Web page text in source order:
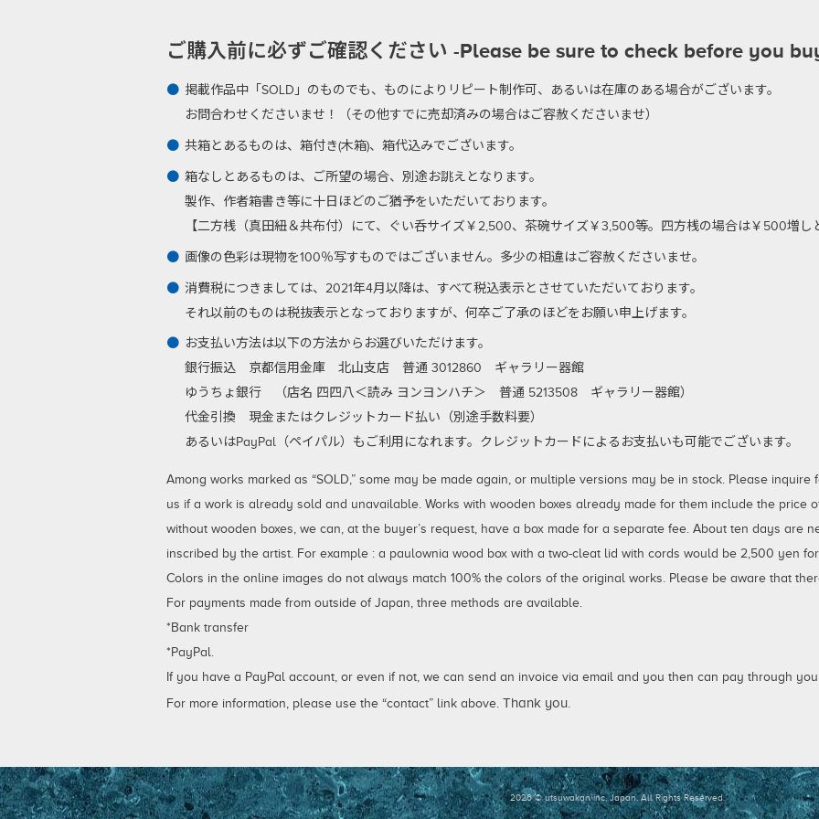
ご購入前に必ずご確認ください -Please be sure to check before you
掲載作品中「SOLD」のものでも、ものによりリピート制作可、あるいは在庫のある場合がございます。
お問合わせくださいませ！（その他すでに売却済みの場合はご容赦くださいませ）
共箱とあるものは、箱付き(木箱)、箱代込みでございます。
箱なしとあるものは、ご所望の場合、別途お誂えとなります。
製作、作者箱書き等に十日ほどのご猶予をいただいております。
【二方桟（真田紐＆共布付）にて、ぐい呑サイズ￥2,500、茶碗サイズ￥3,500等。四方桟の場合は￥500増し
画像の色彩は現物を100％写すものではございません。多少の相違はご容赦くださいませ。
消費税につきましては、2021年4月以降は、すべて税込表示とさせていただいております。
それ以前のものは税抜表示となっておりますが、何卒ご了承のほどをお願い申上げます。
お支払い方法は以下の方法からお選びいただけます。
銀行振込 京都信用金庫 北山支店 普通 3012860 ギャラリー器館
ゆうちょ銀行 （店名 四四八＜読み ヨンヨンハチ＞ 普通 5213508 ギャラリー器館）
代金引換 現金またはクレジットカード払い（別途手数料要）
あるいはPayPal（ペイパル）もご利用になれます。クレジットカードによるお支払いも可能でございます。
Among works marked as “SOLD,” some may be made again, or multiple versions may be in stock. Please
us if a work is already sold and unavailable. Works with wooden boxes already made for them include the price
without wooden boxes, we can, at the buyer’s request, have a box made for a separate fee. About ten days are
inscribed by the artist. For example : a paulownia wood box with a two-cleat lid with cords would be 2,500 yen
Colors in the online images do not always match 100% the colors of the original works. Please be aware that
For payments made from outside of Japan, three methods are available.
*Bank transfer
*PayPal.
If you have a PayPal account, or even if not, we can send an invoice via email and you then can pay through
For more information, please use the “contact” link above . Thank you.
2026 © utsuwakan inc, Japan.All Rights Reserved.